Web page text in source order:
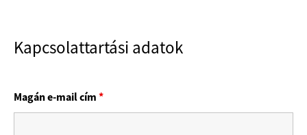
Kapcsolattartási adatok
Magán e-mail cím*